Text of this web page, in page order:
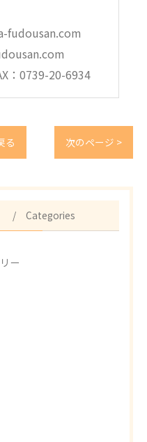
fudousan.com
：0739-20-6934
る 次のページ >
Categories
ー